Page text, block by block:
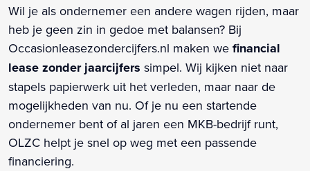
Wil je als ondernemer een andere wagen rijden, maar
heb je geen zin in gedoe met balansen? Bij
Occasionleasezondercijfers.nl maken we financial
lease zonder jaarcijfers simpel. Wij kijken niet naar
stapels papierwerk uit het verleden, maar naar de
mogelijkheden van nu. Of je nu een startende
ondernemer bent of al jaren een MKB-bedrijf runt,
OLZC helpt je snel op weg met een passende
financiering.